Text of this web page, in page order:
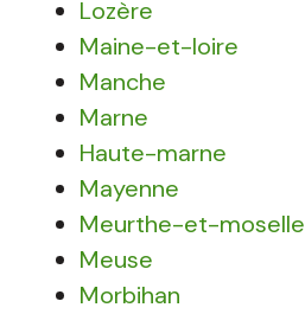
Lozère
Maine-et-loire
Manche
Marne
Haute-marne
Mayenne
Meurthe-et-moselle
Meuse
Morbihan